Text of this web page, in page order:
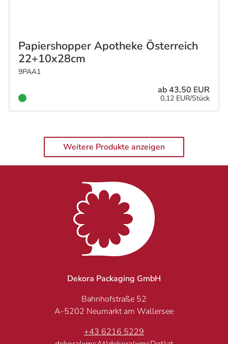
Papiershopper Apotheke Österreich
22+10x28cm
9PAA1
ab 43,50 EUR
0,12 EUR/Stück
Weitere Produkte anzeigen
Dekora Packaging GmbH
Bahnhofstraße 52
A-5202 Neumarkt am Wallersee
+43 6216 5229